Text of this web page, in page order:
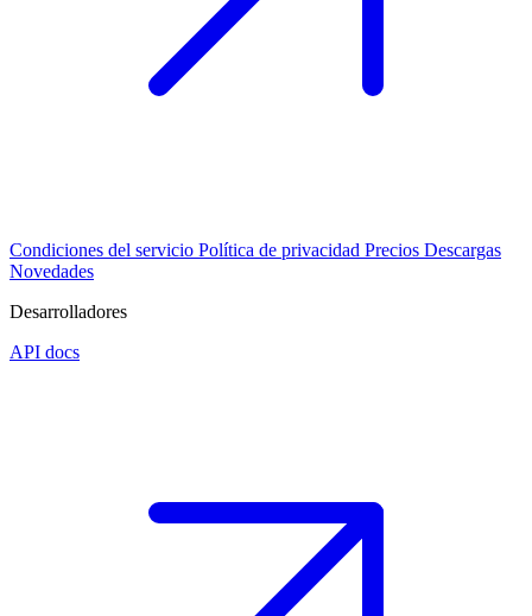
Condiciones del servicio Política de privacidad Precios Descargas
Novedades
Desarrolladores
API docs